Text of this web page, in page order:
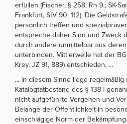
erfüllen (Fischer, § 258, Rn 9.; SK-
Frankfurt, StV 90, 112). Die
persönlich treffen und
entspreche daher Sinn und Zweck
durch andere unmittelbar aus
unterbinden. Mittlerweile hat der
Krey, JZ 91, 889) entschieden, ...
... in diesem Sinne liege
Katalogtatbestand des § 138 I
nicht aufgeführte Vergehen und
Belange der Öffentlichkeit in
einschlägige Norm der